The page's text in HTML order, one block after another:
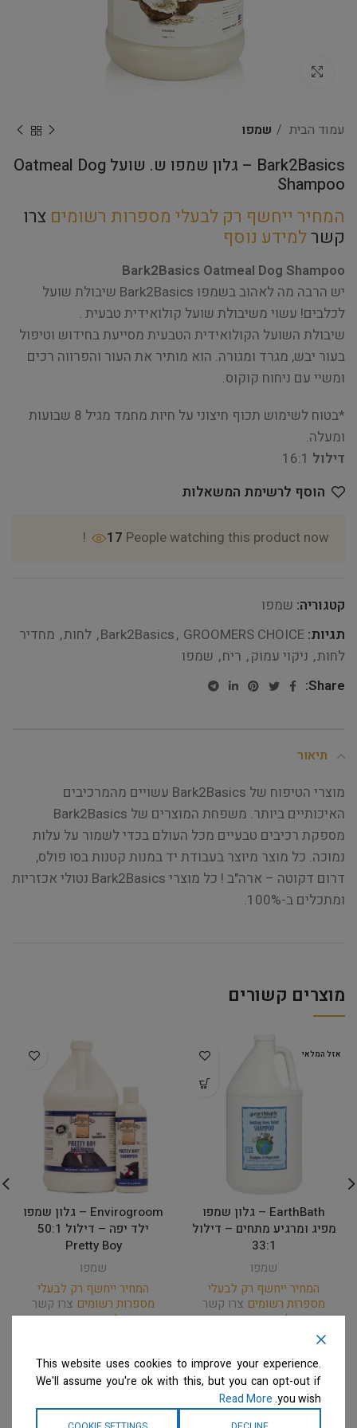
Click to enlarge
עמוד הבית שמפו
Bark2Basics – גלון שמפו ש. שועל Oatmeal Dog
Shampoo
המחיר ייחשף רק לבעלי מספרות רשומים צרו
קשרלמידע נוסף
Bark2Basics Oatmeal Dog Shampoo
יש הרבה מה לאהוב בשמפו Bark2Basics שיבולת שועל
לכלבים! עשוי משיבולת שועל קולואידית טבעית .
שיבולת השועל הקולואידית הטבעית מסייעת בחידוש וטיפול
בעור יבש, מגרד ומגורה. הוא מותיר את העור והפרווה רכים
ומשיי עם ניחוח קוקוס.
*בטוח לשימוש תכוף חיצוני על חיות מחמד מגיל 8 שבועות
ומעלה.
דילול
הוסף לרשימת המשאלות
17 People watching this product now!
קטגוריה: שמפו
תגיות:
Bark2Basics, GROOMERS CHOICE
, לחות, מחדיר
לחות, ניקוי עמוק, ריח, שמפו
Share:
תיאור
מוצרי הטיפוח של Bark2Basics עשויים מהמרכיבים
האיכותיים ביותר. משפחת המוצרים של Bark2Basics
מספקת רכיבים טבעיים מכל העולם בכדי לשמור על עלות
נמוכה. כל מוצר מיוצר בעבודת יד במנות קטנות בסו פולס,
דרום דקוטה – ארה"ב ! כל מוצרי Bark2Basics נטולי אכזריות
ומתכלים ב-100%.
מוצרים קשורים
אזל המלאי
EarthBath – גלון שמפו
מפיג ומרגיע מתחים – דילול
33:1
שמפו
המחיר ייחשף רק לבעלי
מספרות רשומים צרו קשר
למידע נוסף
Envirogroom – גלון שמפו
ילד יפה – דילול 50:1
Pretty Boy
שמפו
המחיר ייחשף רק לבעלי
מספרות רשומים צרו קשר
למידע נוסף
This website uses cookies to improve your experience.
We'll assume you're ok with this, but you can opt-out if
you wish.
Read More